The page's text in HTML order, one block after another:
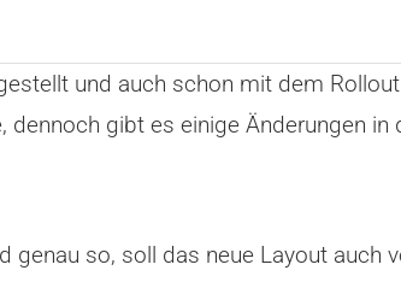
und auch schon mit dem
gibt es einige Änderungen in
genau so, soll das neue Layout auch